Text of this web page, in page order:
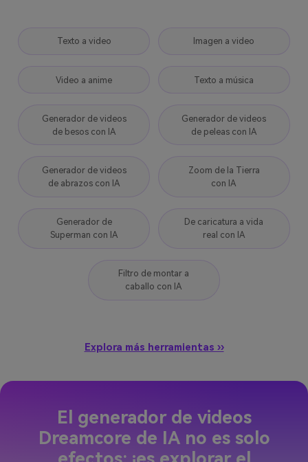
Texto a video Imagen a video
Video a anime Texto a música
Generador de videos
de besos con IA
Generador de videos
de peleas con IA
Generador de videos
de abrazos con IA
Zoom de la Tierra
con IA
Generador de
Superman con IA
De caricatura a vida
real con IA
Filtro de montar a
caballo con IA
Explora más herramientas ››
El generador de videos
Dreamcore de IA no es solo